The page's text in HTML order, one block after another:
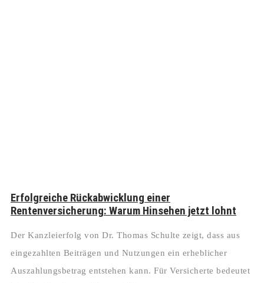
Erfolgreiche Rückabwicklung einer
Rentenversicherung: Warum Hinsehen jetzt lohnt
Der Kanzleierfolg von Dr. Thomas Schulte zeigt, dass aus
eingezahlten Beiträgen und Nutzungen ein erheblicher
Auszahlungsbetrag entstehen kann. Für Versicherte bedeutet